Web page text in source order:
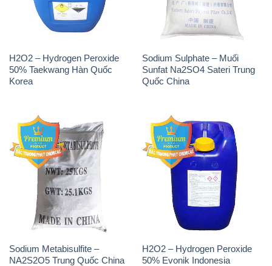
H2O2 – Hydrogen Peroxide
50% Taekwang Hàn Quốc
Korea
Sodium Sulphate – Muối
Sunfat Na2SO4 Sateri Trung
Quốc China
Sodium Metabisulfite –
NA2S2O5 Trung Quốc China
H2O2 – Hydrogen Peroxide
50% Evonik Indonesia